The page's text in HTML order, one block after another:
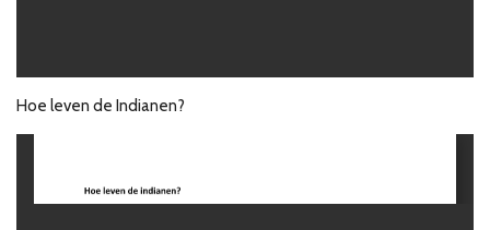
Hoe leven de Indianen?